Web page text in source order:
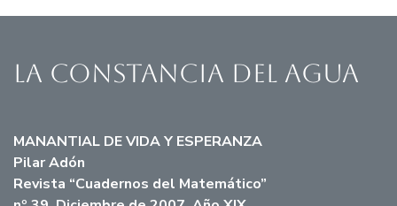
La constancia del agua
MANANTIAL DE VIDA Y ESPERANZA
Pilar Adón
Revista “Cuadernos del Matemático”